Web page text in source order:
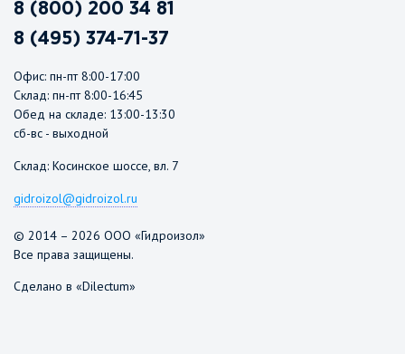
8 (800) 200 34 81
8 (495) 374-71-37
Офис: пн-пт 8:00-17:00
Склад: пн-пт 8:00-16:45
Обед на складе: 13:00-13:30
сб-вс - выходной
Склад: Косинское шоссе, вл. 7
gidroizol@gidroizol.ru
© 2014 – 2026 ООО «Гидроизол»
Все права защищены.
Сделано в «Dilectum»